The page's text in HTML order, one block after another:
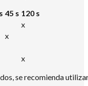
45 s 120 s
x
x
x
se recomienda